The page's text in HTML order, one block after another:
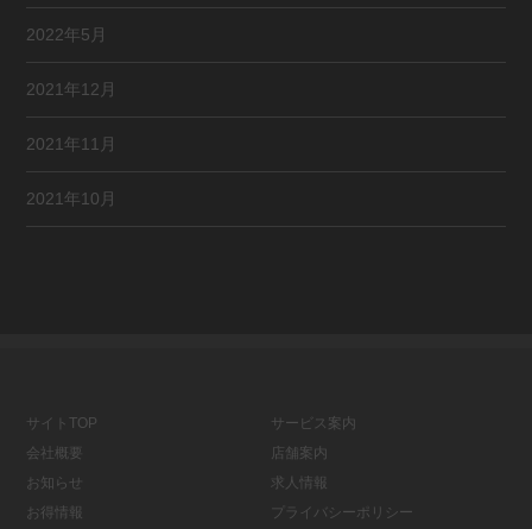
2022年5月
2021年12月
2021年11月
2021年10月
サイトTOP
サービス案内
会社概要
店舗案内
お知らせ
求人情報
お得情報
プライバシーポリシー